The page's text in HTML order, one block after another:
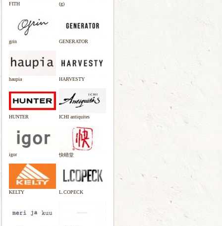
FITH (g)
grin GENERATOR
haupia HARVESTY
HUNTER ICHI antiquites
igor 快晴堂
KELTY L.COPECK